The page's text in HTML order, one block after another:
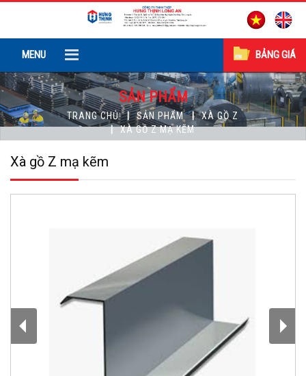
MENU BẢNG GIÁ
SẢN PHẨM
TRANG CHỦ SẢN PHẨM
XÀ GỒ Z
XÀ GỒ Z MẠ KẼM
Xà gồ Z mạ kẽm